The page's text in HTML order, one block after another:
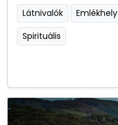
Látnivalók Emlékhely
Spirituális